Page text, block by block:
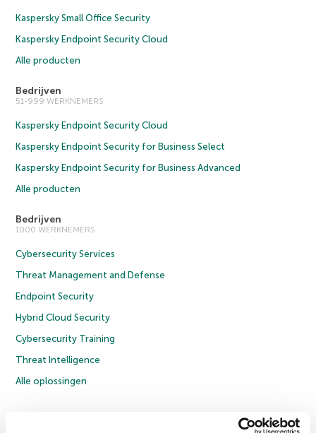
Kaspersky Small Office Security
Kaspersky Endpoint Security Cloud
Alle producten
Bedrijven
51-999 WERKNEMERS
Kaspersky Endpoint Security Cloud
Kaspersky Endpoint Security for Business Select
Kaspersky Endpoint Security for Business Advanced
Alle producten
Bedrijven
1000 WERKNEMERS
Cybersecurity Services
Threat Management and Defense
Endpoint Security
Hybrid Cloud Security
Cybersecurity Training
Threat Intelligence
Alle oplossingen
Privacybeleid